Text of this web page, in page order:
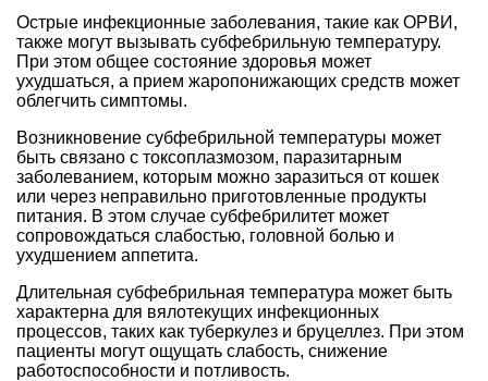
Острые инфекционные заболевания, такие как ОРВИ,
также могут вызывать субфебрильную температуру.
При этом общее состояние здоровья может
ухудшаться, а прием жаропонижающих средств может
облегчить симптомы.
Возникновение субфебрильной температуры может
быть связано с токсоплазмозом, паразитарным
заболеванием, которым можно заразиться от кошек
или через неправильно приготовленные продукты
питания. В этом случае субфебрилитет может
сопровождаться слабостью, головной болью и
ухудшением аппетита.
Длительная субфебрильная температура может быть
характерна для вялотекущих инфекционных
процессов, таких как туберкулез и бруцеллез. При этом
пациенты могут ощущать слабость, снижение
работоспособности и потливость.